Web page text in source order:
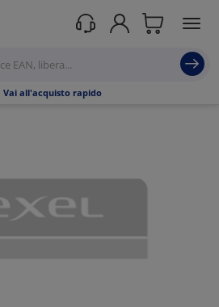
Vai all'acquisto rapido
/Panel led/